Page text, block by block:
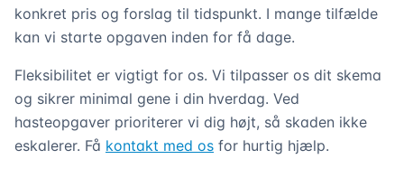
konkret pris og forslag til tidspunkt. I mange tilfælde
kan vi starte opgaven inden for få dage.
Fleksibilitet er vigtigt for os. Vi tilpasser os dit skema
og sikrer minimal gene i din hverdag. Ved
hasteopgaver prioriterer vi dig højt, så skaden ikke
eskalerer. Få kontakt med os for hurtig hjælp.